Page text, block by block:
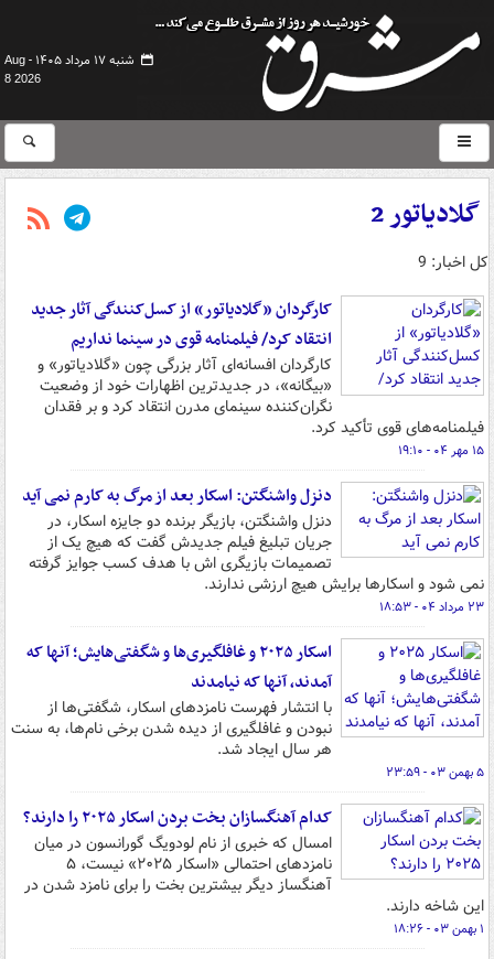
شنبه ۱۷ مرداد ۱۴۰۵ -
Aug
8 2026
گلادیاتور 2
کل اخبار: 9
کارگردان «گلادیاتور» از کسل‌کنندگی آثار جدید
انتقاد کرد/ فیلمنامه‌ قوی در سینما نداریم
کارگردان افسانه‌ای آثار بزرگی چون «گلادیاتور» و
«بیگانه»، در جدیدترین اظهارات خود از وضعیت
نگران‌کننده سینمای مدرن انتقاد کرد و بر فقدان
فیلمنامه‌های قوی تأکید کرد.
۱۵ مهر ۰۴ - ۱۹:۱۰
دنزل واشنگتن: اسکار بعد از مرگ به کارم نمی آید
دنزل واشنگتن، بازیگر برنده دو جایزه اسکار، در
جریان تبلیغ فیلم جدیدش گفت که هیچ یک از
تصمیمات بازیگری اش با هدف کسب جوایز گرفته
نمی شود و اسکارها برایش هیچ ارزشی ندارند.
۲۳ مرداد ۰۴ - ۱۸:۵۳
اسکار ۲۰۲۵ و غافلگیری‌ها و شگفتی‌هایش؛ آنها که
آمدند، آنها که نیامدند
با انتشار فهرست نامزدهای اسکار، شگفتی‌ها از
نبودن و غافلگیری از دیده شدن برخی نام‌ها، به سنت
هر سال ایجاد شد.
۵ بهمن ۰۳ - ۲۳:۵۹
کدام آهنگسازان بخت بردن اسکار ۲۰۲۵ را دارند؟
امسال که خبری از نام لودویگ گورانسون در میان
نامزدهای احتمالی «اسکار ۲۰۲۵» نیست، ۵
آهنگساز دیگر بیشترین بخت را برای نامزد شدن در
این شاخه دارند.
۱ بهمن ۰۳ - ۱۸:۲۶